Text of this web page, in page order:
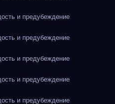
и предубеждение
и предубеждение
и предубеждение
и предубеждение
и предубеждение